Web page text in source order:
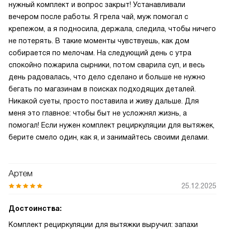
нужный комплект и вопрос закрыт! Устанавливали
вечером после работы. Я грела чай, муж помогал с
крепежом, а я подносила, держала, следила, чтобы ничего
не потерять. В такие моменты чувствуешь, как дом
собирается по мелочам. На следующий день с утра
спокойно пожарила сырники, потом сварила суп, и весь
день радовалась, что дело сделано и больше не нужно
бегать по магазинам в поисках подходящих деталей.
Никакой суеты, просто поставила и живу дальше. Для
меня это главное: чтобы быт не усложнял жизнь, а
помогал! Если нужен комплект рециркуляции для вытяжек,
берите смело один, как я, и занимайтесь своими делами.
Артем
25.12.2025
Достоинства:
Комплект рециркуляции для вытяжки выручил: запахи